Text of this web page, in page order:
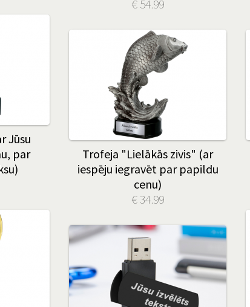
€ 54.99
Jūsu
par
Trofeja "Lielākās zivis" (ar
iespēju iegravēt par papildu
cenu)
€ 34.99